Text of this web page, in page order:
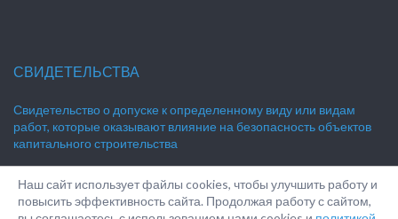
СВИДЕТЕЛЬСТВА
Свидетельство о допуске к определенному виду или видам
работ, которые оказывают влияние на безопасность объектов
капитального строительства
Наш сайт использует файлы cookies, чтобы улучшить работу и
повысить эффективность сайта. Продолжая работу с сайтом,